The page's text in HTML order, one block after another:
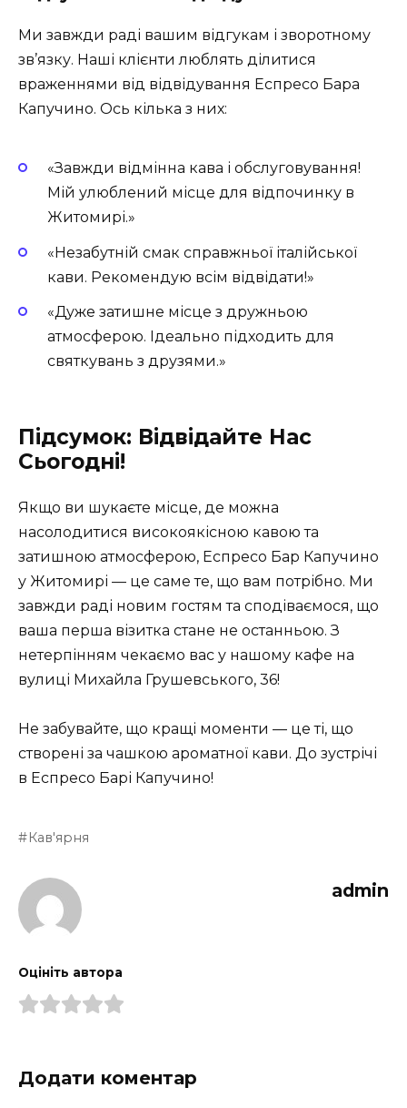
Ми завжди раді вашим відгукам і зворотному
зв’язку. Наші клієнти люблять ділитися
враженнями від відвідування Еспресо Бара
Капучино. Ось кілька з них:
«Завжди відмінна кава і обслуговування!
Мій улюблений місце для відпочинку в
Житомирі.»
«Незабутній смак справжньої італійської
кави. Рекомендую всім відвідати!»
«Дуже затишне місце з дружньою
атмосферою. Ідеально підходить для
святкувань з друзями.»
Підсумок: Відвідайте Нас
Сьогодні!
Якщо ви шукаєте місце, де можна
насолодитися високоякісною кавою та
затишною атмосферою, Еспресо Бар Капучино
у Житомирі — це саме те, що вам потрібно. Ми
завжди раді новим гостям та сподіваємося, що
ваша перша візитка стане не останньою. З
нетерпінням чекаємо вас у нашому кафе на
вулиці Михайла Грушевського, 36!
Не забувайте, що кращі моменти — це ті, що
створені за чашкою ароматної кави. До зустрічі
в Еспресо Барі Капучино!
Кав'ярня
admin
Оцініть автора
Додати коментар